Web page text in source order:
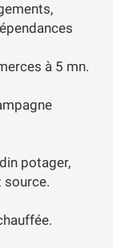
à 5 mn.
potager,
source.